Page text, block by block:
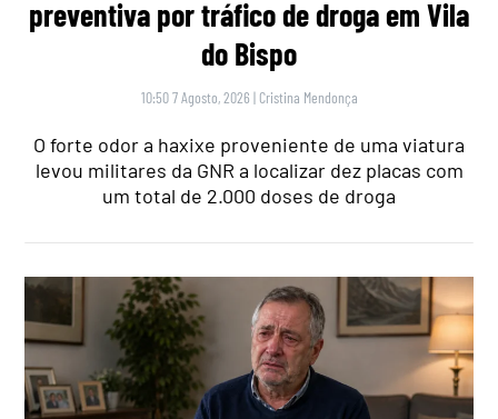
preventiva por tráfico de droga em Vila
do Bispo
10:50 7 Agosto, 2026 | Cristina Mendonça
O forte odor a haxixe proveniente de uma viatura
levou militares da GNR a localizar dez placas com
um total de 2.000 doses de droga